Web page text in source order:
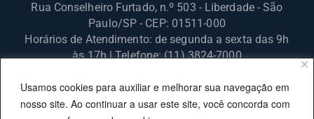
Usamos cookies para auxiliar e melhorar sua navegação em
nosso site. Ao continuar a usar este site, você concorda com
Rua Conselheiro Furtado, n.º 503 - Liberdade - São
Paulo/SP - CEP: 01511-000
Horários de Atendimento: de segunda a sexta das 9h
às 17h | Telefone: (11) 3824-7000
© 2025 Fundação Procon – SP – Todos os direitos reservados. |
Site desenvolvido pela PRODESP.